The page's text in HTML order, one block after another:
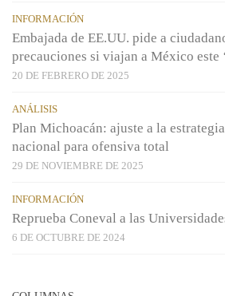
INFORMACIÓN
Embajada de EE.UU. pide a
precauciones si viajan a México este
20 DE FEBRERO DE 2025
ANÁLISIS
Plan Michoacán: ajuste a la
nacional para ofensiva total
29 DE NOVIEMBRE DE 2025
INFORMACIÓN
Reprueba Coneval a las
6 DE OCTUBRE DE 2024